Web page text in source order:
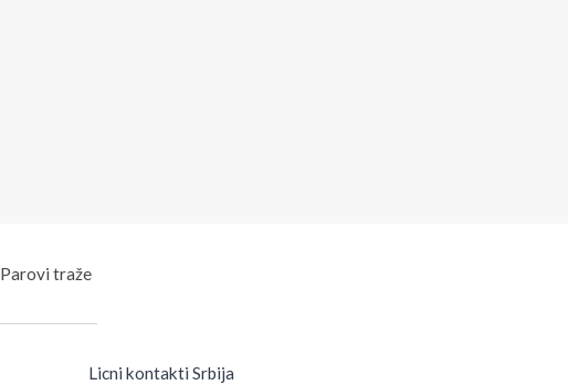
Parovi traže
Licni kontakti Srbija